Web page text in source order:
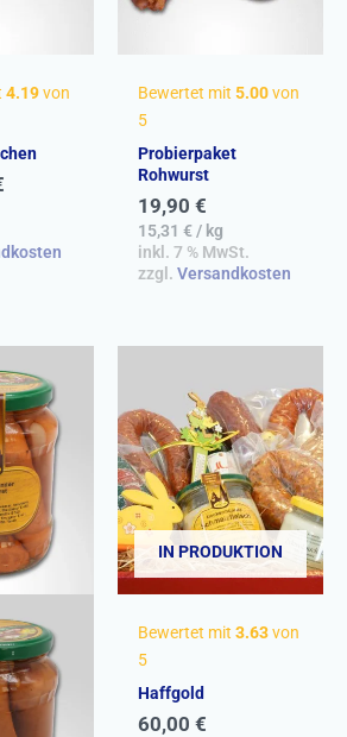
4.19von
Bewertet mit 5.00von
5
Probierpaket
Rohwurst
19,90 €
15,31 €/ kg
inkl. 7 % MwSt.
zzgl. Versandkosten
IN PRODUKTION
Bewertet mit 3.63von
5
Haffgold
60,00 €